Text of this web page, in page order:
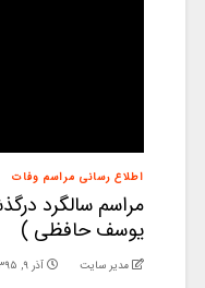
اطلاع رسانی مراسم وفات
مراسم سالگرد
یوسف حافظی )
مدیر سایت آذر ۹, ۱۳۹۵